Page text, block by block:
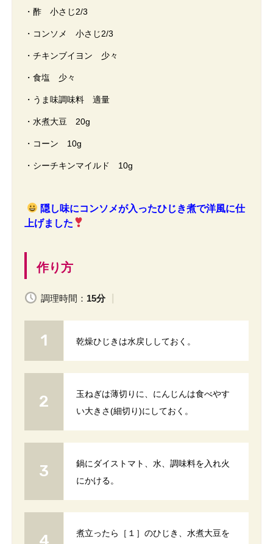
・酢 小さじ2/3
・コンソメ 小さじ2/3
・チキンブイヨン 少々
・食塩 少々
・うま味調味料 適量
・水煮大豆 20g
・コーン 10g
・シーチキンマイルド 10g
隠し味にコンソメが入ったひじき煮で洋風に仕
上げました
作り方
調理時間： 15分
乾燥ひじきは水戻ししておく。
玉ねぎは薄切りに、にんじんは食べやす
い大きさ(細切り)にしておく。
鍋にダイストマト、水、調味料を入れ火
にかける。
煮立ったら［１］のひじき、水煮大豆を